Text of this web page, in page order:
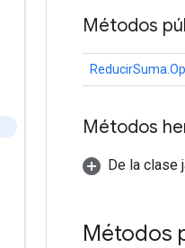
Métodos
Métodos
De la clase
Métodos